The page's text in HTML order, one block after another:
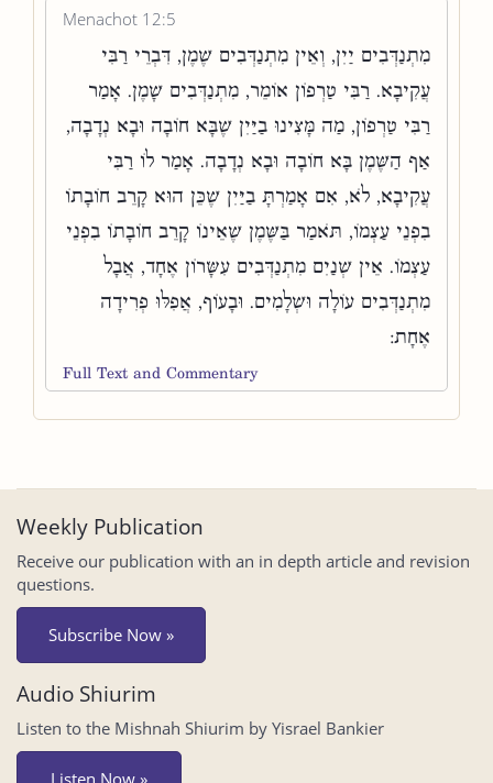
Menachot 12:5
מִתְנַדְּבִים יַיִן, וְאֵין מִתְנַדְּבִים שֶׁמֶן, דִּבְרֵי רַבִּי
עֲקִיבָא. רַבִּי טַרְפוֹן אוֹמֵר, מִתְנַדְּבִים שָׁמֶן. אָמַר
רַבִּי טַרְפוֹן, מַה מָּצִינוּ בַיַּיִן שֶׁבָּא חוֹבָה וּבָא נְדָבָה,
אַף הַשֶּׁמֶן בָּא חוֹבָה וּבָא נְדָבָה. אָמַר לוֹ רַבִּי
עֲקִיבָא, לֹא, אִם אָמַרְתָּ בַיַּיִן שֶׁכֵּן הוּא קָרֵב חוֹבָתוֹ
בִפְנֵי עַצְמוֹ, תֹּאמַר בַּשֶּׁמֶן שֶׁאֵינוֹ קָרֵב חוֹבָתוֹ בִפְנֵי
עַצְמוֹ. אֵין שְׁנַיִם מִתְנַדְּבִים עִשָּׂרוֹן אֶחָד, אֲבָל
מִתְנַדְּבִים עוֹלָה וּשְׁלָמִים. וּבָעוֹף, אֲפִלּוּ פְרִידָה
אֶחָת:
Full Text and Commentary
Weekly Publication
Receive our publication with an in depth article and revision
questions.
Subscribe Now »
Audio Shiurim
Listen to the Mishnah Shiurim by Yisrael Bankier
Listen Now »